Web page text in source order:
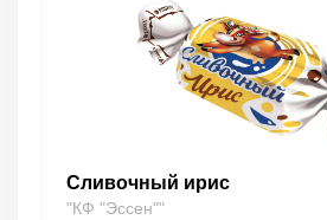
Сливочный ирис
"КФ "Эссен""